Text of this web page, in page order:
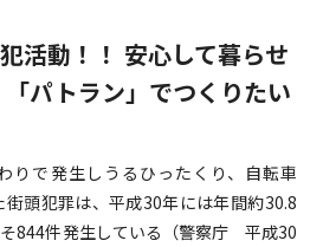
活動！！ 安心して暮らせ
「パトラン」でつくりたい
りで発生しうるひったくり、自転車
頭犯罪は、平成30年には年間約30.8
844件発生している（警察庁 平成30